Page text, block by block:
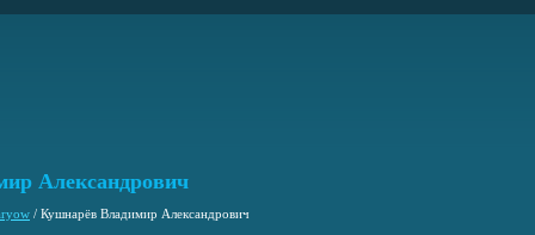
Александрович
/ Кушнарёв Владимир Александрович